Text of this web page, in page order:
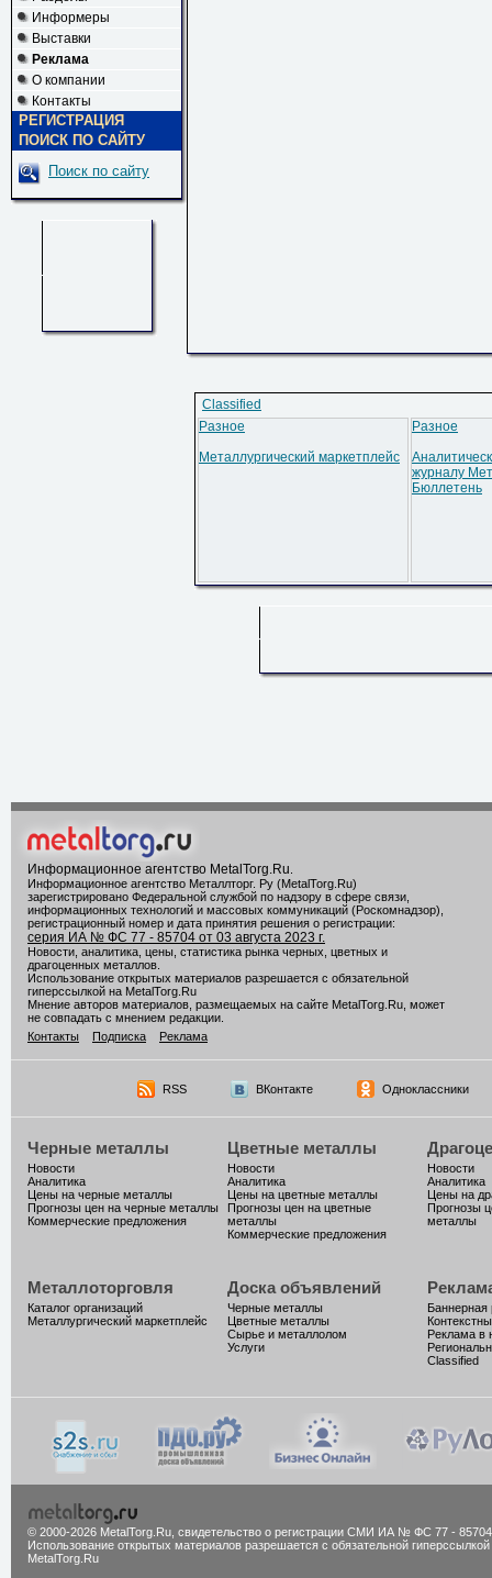
Информеры
Выставки
Реклама
О компании
Контакты
РЕГИСТРАЦИЯ
ПОИСК ПО САЙТУ
Поиск по сайту
Classified
Разное
Металлургический маркетплейс
Разное
журналу
Бюллетень
Информационное агентство MetalTorg.Ru
Информационное агентство Металлторг. Ру (MetalTorg.Ru)
зарегистрировано Федеральной службой по надзору в сфере связи,
информационных технологий и массовых коммуникаций (Роскомнадзор),
регистрационный номер и дата принятия решения о регистрации:
серия ИА № ФС 77 - 85704 от 03 августа 2023 г.
Новости, аналитика, цены, статистика рынка черных, цветных и
драгоценных металлов.
Использование открытых материалов разрешается с обязательной
гиперссылкой на MetalTorg.Ru
Мнение авторов материалов, размещаемых на сайте MetalTorg.Ru, может
не совпадать с мнением редакции.
Контакты
Подписка Реклама
RSS ВКонтакте Одноклассники
Черные металлы
Новости
Аналитика
Цены на черные металлы
Прогнозы цен на черные металлы
Коммерческие предложения
Цветные металлы
Новости
Аналитика
Цены на цветные металлы
Прогнозы цен на цветные
металлы
Коммерческие предложения
Новости
Аналитика
Цены на
Прогнозы
металлы
Металлоторговля
Каталог организаций
Металлургический маркетплейс
Доска объявлений
Черные металлы
Цветные металлы
Сырье и металлолом
Услуги
Баннерная
Реклама в
Classified
© 2000-2026 MetalTorg.Ru, cвидетельство о регистрации СМИ ИА № ФС 77 - 85704
Использование открытых материалов разрешается с обязательной гиперссылкой
MetalTorg.Ru